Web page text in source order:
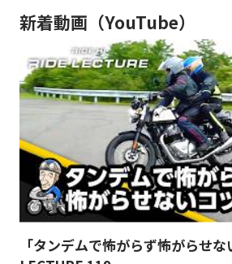
新着動画（YouTube）
「タンデムで怖がらず怖がらせ